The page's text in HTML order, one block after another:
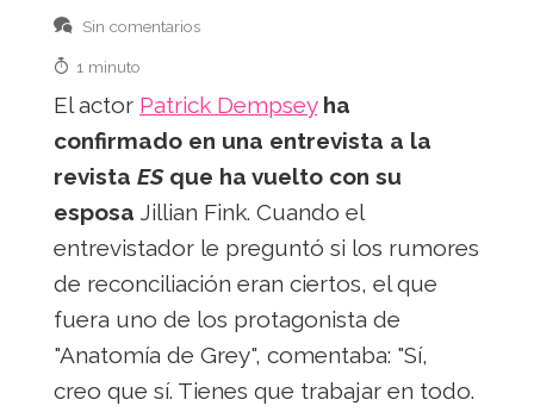
Sin comentarios
1 minuto
El actor Patrick Dempsey ha
confirmado en una entrevista a la
revista ESque ha vuelto con su
esposa Jillian Fink. Cuando el
entrevistador le preguntó si los rumores
de reconciliación eran ciertos, el que
fuera uno de los protagonista de
"Anatomía de Grey", comentaba: "Sí,
creo que sí. Tienes que trabajar en todo.